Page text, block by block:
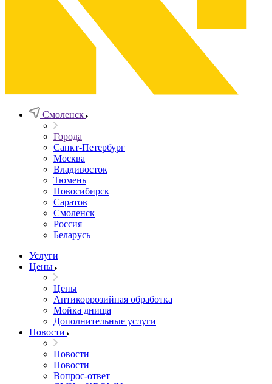
Смоленск
Города
Санкт-Петербург
Москва
Владивосток
Тюмень
Новосибирск
Саратов
Смоленск
Россия
Беларусь
Услуги
Цены
Цены
Антикоррозийная обработка
Мойка днища
Дополнительные услуги
Новости
Новости
Новости
Вопрос-ответ